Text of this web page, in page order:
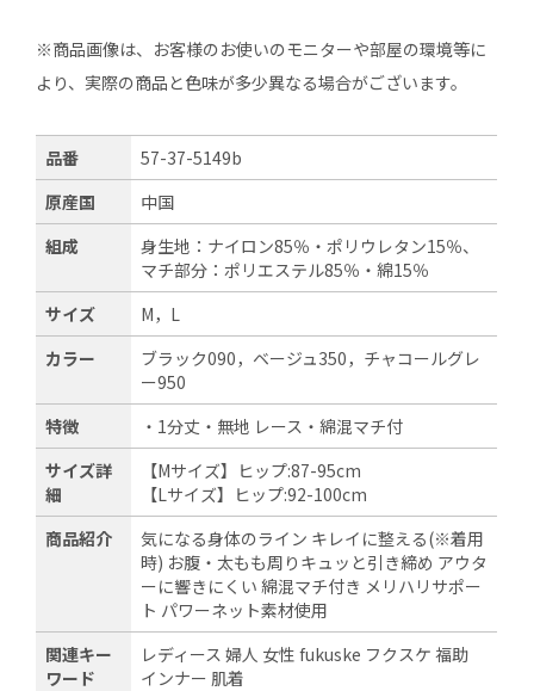
※商品画像は、お客様のお使いのモニターや部屋の環境等に
より、実際の商品と色味が多少異なる場合がございます。
品番
57-37-5149b
原産国
中国
組成
身生地：ナイロン85％・ポリウレタン15％、
マチ部分：ポリエステル85％・綿15％
サイズ
M，L
カラー
ブラック090，ベージュ350，チャコールグレ
ー950
特徴
・1分丈・無地 レース・綿混マチ付
サイズ詳
細
【Mサイズ】ヒップ:87-95cm
【Lサイズ】ヒップ:92-100cm
商品紹介
気になる身体のライン キレイに整える(※着用
時) お腹・太もも周りキュッと引き締め アウタ
ーに響きにくい 綿混マチ付き メリハリサポー
ト パワーネット素材使用
関連キー
ワード
レディース 婦人 女性 fukuske フクスケ 福助
インナー 肌着